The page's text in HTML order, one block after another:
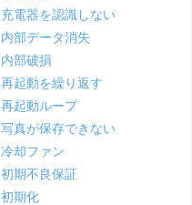
充電器を認識しない
内部データ消失
内部破損
再起動を繰り返す
再起動ループ
写真が保存できない
冷却ファン
初期不良保証
初期化